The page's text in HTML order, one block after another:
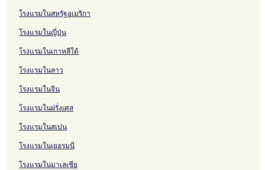
g
o
k
g
r
u
a
i
o
t
h
a
b
u
r
u
t
h
o
n
H
t
e
l
t
l
c
H
o
t
e
i
l
a
m
n
t
e
o
d
S
t
y
i
h
C
o
n
v
e
h
d
n
c
e
n
H
o
t
e
&
e
s
o
r
t
e
R
e
s
i
e
c
e
r
B
a
n
g
a
R
e
s
i
d
e
h
m
e
R
e
o
t
R
c
h
R
a
c
a
p
r
u
e
k
k
i
a
m
L
k
s
i
d
e
R
e
a
a
y
a
R
s
d
e
n
c
e
O
o
7
5
4
6
3
C
o
i
n
s
บ
a
s
i
N
n
h
a
b
u
r
i
โรงแรมในสหรัฐอเมริกา
โรงแรมในญี่ปุ่น
โรงแรมในเกาหลีใต้
โรงแรมในลาว
โรงแรมในจีน
โรงแรมในฝรั่งเศส
โรงแรมในสเปน
โรงแรมในเยอรมนี
โรงแรมในมาเลเซีย